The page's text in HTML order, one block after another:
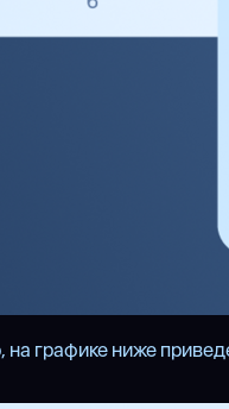
графике ниже